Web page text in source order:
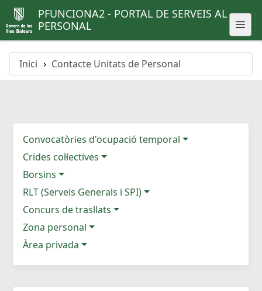
PFUNCIONA2 - PORTAL DE SERVEIS AL
PERSONAL
Inici Contacte Unitats de Personal
Convocatòries d'ocupació temporal
Crides col·lectives
Borsins
RLT (Serveis Generals i SPI)
Concurs de trasllats
Zona personal
Àrea privada